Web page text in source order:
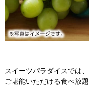
スイーツパラダイスでは
ご堪能いただける食べ放